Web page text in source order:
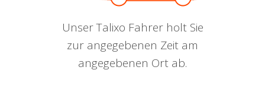
Unser Talixo Fahrer holt Sie
zur angegebenen Zeit am
angegebenen Ort ab.